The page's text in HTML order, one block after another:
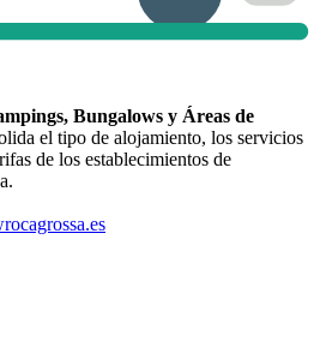
Bungalows y Áreas de
el tipo de alojamiento, los servicios
de los establecimientos de